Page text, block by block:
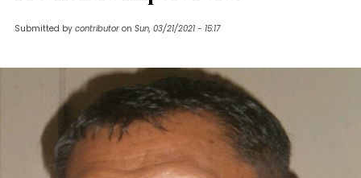
Submitted by contributor on Sun, 03/21/2021 - 15:17